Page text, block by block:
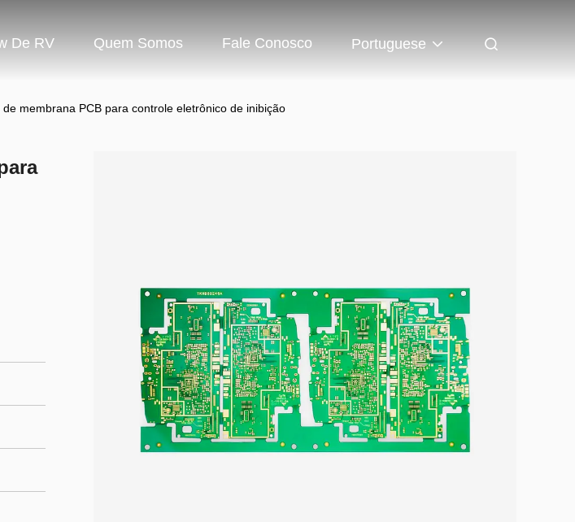
De RV Quem Somos Fale Conosco Portuguese
membrana PCB para controle eletrônico de inibição